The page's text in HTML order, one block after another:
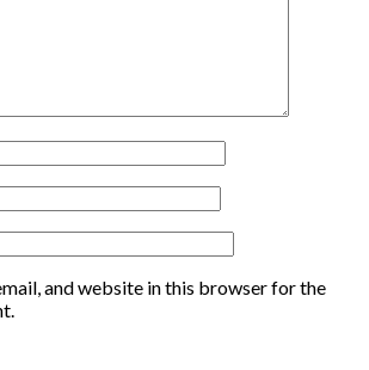
and website in this browser for the